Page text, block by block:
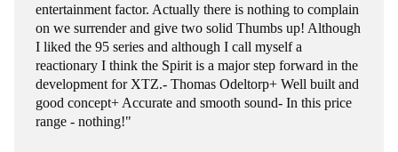
entertainment factor. Actually there is nothing to complain
on we surrender and give two solid Thumbs up! Although
I liked the 95 series and although I call myself a
reactionary I think the Spirit is a major step forward in the
development for XTZ.- Thomas Odeltorp+ Well built and
good concept+ Accurate and smooth sound- In this price
range - nothing!"